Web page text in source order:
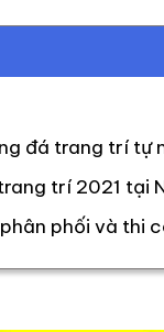
đá trang trí tự
trí 2021 tại
phối và thi